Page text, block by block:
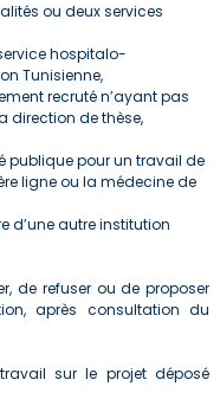
ou deux services
hospitalo-
Tunisienne,
recruté n’ayant pas
direction de thèse,
publique pour un travail de
ligne ou la médecine de
d’une autre institution
de refuser ou de proposer
après consultation du
sur le projet déposé